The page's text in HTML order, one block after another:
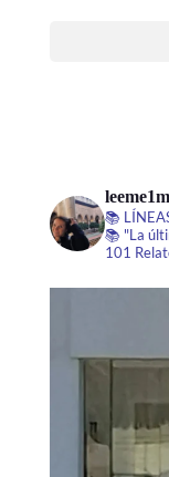
📚
📚 "La
101